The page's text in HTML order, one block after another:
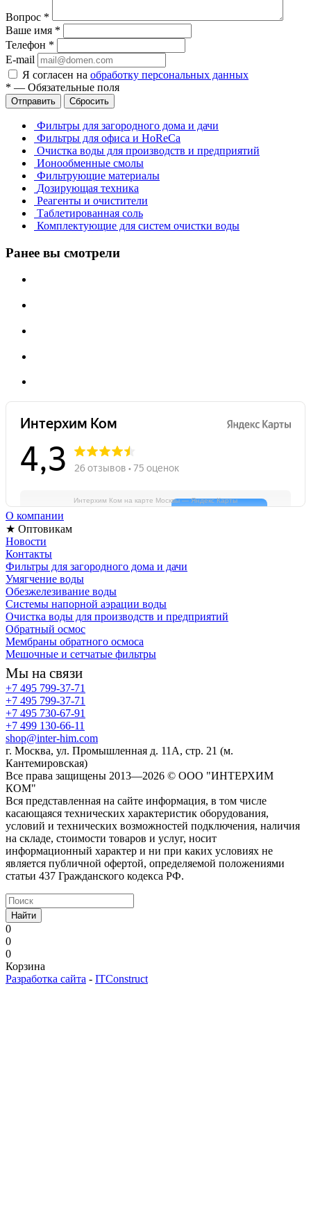
Вопрос *
Ваше имя *
Телефон *
E-mail
Я согласен на обработку персональных данных
* — Обязательные поля
Отправить Сбросить
Фильтры для загородного дома и дачи
Фильтры для офиса и HoReCa
Очистка воды для производств и предприятий
Ионообменные смолы
Фильтрующие материалы
Дозирующая техника
Реагенты и очистители
Таблетированная соль
Комплектующие для систем очистки воды
Ранее вы смотрели
Интерхим Ком на карте Москвы — Яндекс Карты
О компании
★ Оптовикам
Новости
Контакты
Фильтры для загородного дома и дачи
Умягчение воды
Обезжелезивание воды
Системы напорной аэрации воды
Очистка воды для производств и предприятий
Обратный осмос
Мембраны обратного осмоса
Мешочные и сетчатые фильтры
Мы на связи
+7 495 799-37-71
+7 495 799-37-71
+7 495 730-67-91
+7 499 130-66-11
shop@inter-him.com
г. Москва, ул. Промышленная д. 11А, стр. 21 (м.
Кантемировская)
Все права защищены 2013—2026 © OOO "ИНТЕРХИМ
КОМ"
Вся представленная на сайте информация, в том числе
касающаяся технических характеристик оборудования,
условий и технических возможностей подключения, наличия
на складе, стоимости товаров и услуг, носит
информационный характер и ни при каких условиях не
является публичной офертой, определяемой положениями
статьи 437 Гражданского кодекса РФ.
Найти
0
0
0
Корзина
Разработка сайта - ITConstruct